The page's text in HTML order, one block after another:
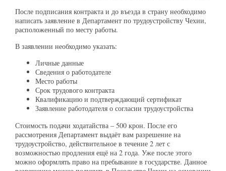
После подписания контракта и до въезда в страну необходимо
написать заявление в Департамент по трудоустройству Чехии,
расположенный по месту работы.
В заявлении необходимо указать:
Личные данные
Сведения о работодателе
Место работы
Срок трудового контракта
Квалификацию и подтверждающий сертификат
Заявление работодателя о согласии трудоустройства
Стоимость подачи ходатайства – 500 крон. После его
рассмотрения Департамент выдаёт вам разрешение на
трудоустройство, действительное в течение 2 лет с
возможностью продления ещё на 2 года. Уже после этого
можно оформлять право на пребывание в государстве. Данное